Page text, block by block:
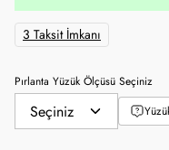
3 Taksit İmkanı
Pırlanta Yüzük Ölçüsü Seçiniz